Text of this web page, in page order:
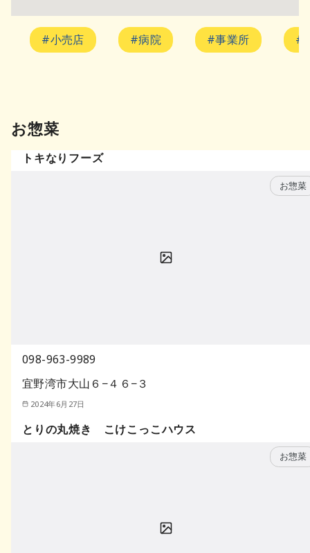
#小売店 #病院 #事業所 #
お惣菜
トキなりフーズ
お惣菜
098-963-9989
宜野湾市大山６−４６−３
2024年6月27日
とりの丸焼き こけこっこハウス
お惣菜